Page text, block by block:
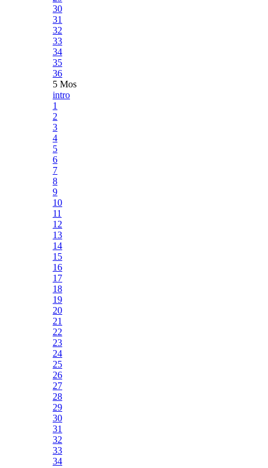
30
31
32
33
34
35
36
5 Mos
intro
1
2
3
4
5
6
7
8
9
10
11
12
13
14
15
16
17
18
19
20
21
22
23
24
25
26
27
28
29
30
31
32
33
34